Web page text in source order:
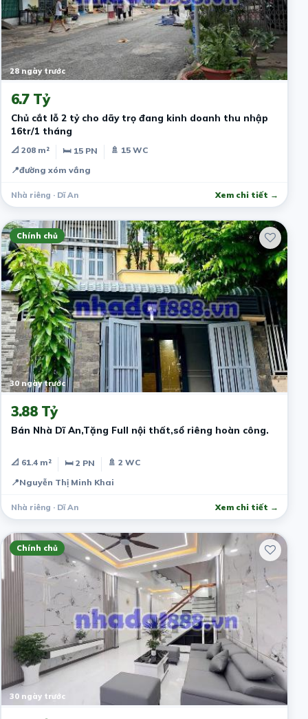
28 ngày trước
6.7 Tỷ
Chủ cắt lỗ 2 tỷ cho dãy trọ đang kinh doanh thu nhập
16tr/1 tháng
📐 208 m² 🛏 15 PN
🚿 15 WC
📍đường xóm vắng
Nhà riêng · Dĩ An Xem chi tiết →
Chính chủ
30 ngày trước
3.88 Tỷ
Bán Nhà Dĩ An,Tặng Full nội thất,sổ riêng hoàn công.
📐 61.4 m² 🛏 2 PN
🚿 2 WC
📍Nguyễn Thị Minh Khai
Nhà riêng · Dĩ An Xem chi tiết →
Chính chủ
30 ngày trước